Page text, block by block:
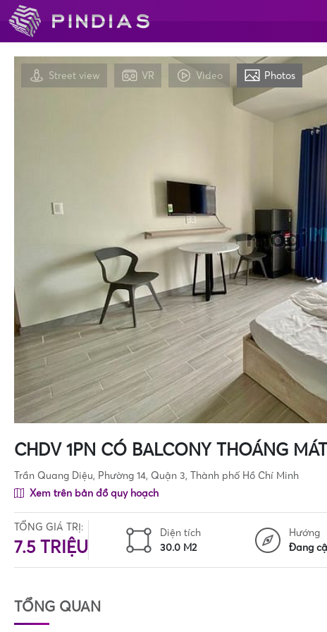
Street view VR Video Photos
CHDV 1PN CÓ BALCONY THOÁNG
Trần Quang Diệu, Phường 14, Quận 3, Thành phố Hồ Chí Minh
Xem trên bản đồ quy hoạch
TỔNG GIÁ TRỊ:
7.5 TRIỆU
Diện tích
30.0 M2
Hướng
Đang
TỔNG QUAN